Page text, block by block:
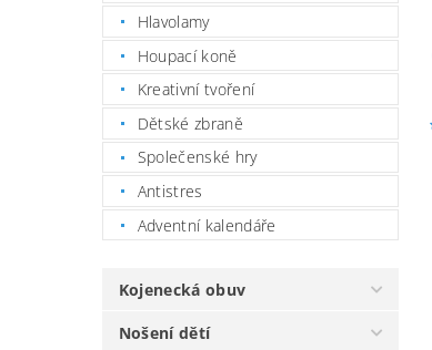
Hlavolamy
Houpací koně
Kreativní tvoření
Dětské zbraně
Společenské hry
Antistres
Adventní kalendáře
Kojenecká obuv
Nošení dětí